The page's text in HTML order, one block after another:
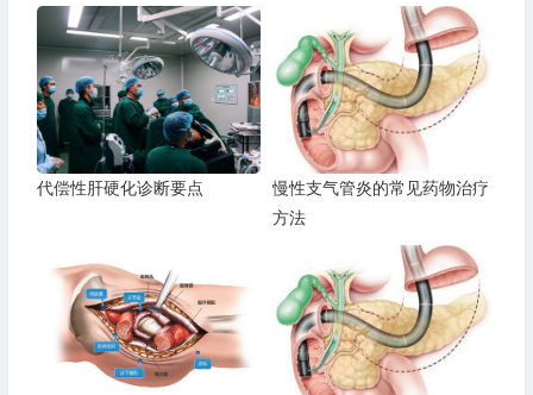
代偿性肝硬化诊断要点
慢性支气管炎的常见药物治疗
方法